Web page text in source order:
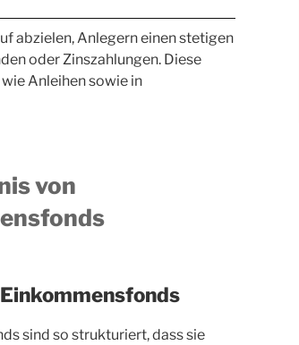
abzielen, Anlegern einen stetigen
oder Zinszahlungen. Diese
wie Anleihen sowie in
von
sind so strukturiert, dass sie